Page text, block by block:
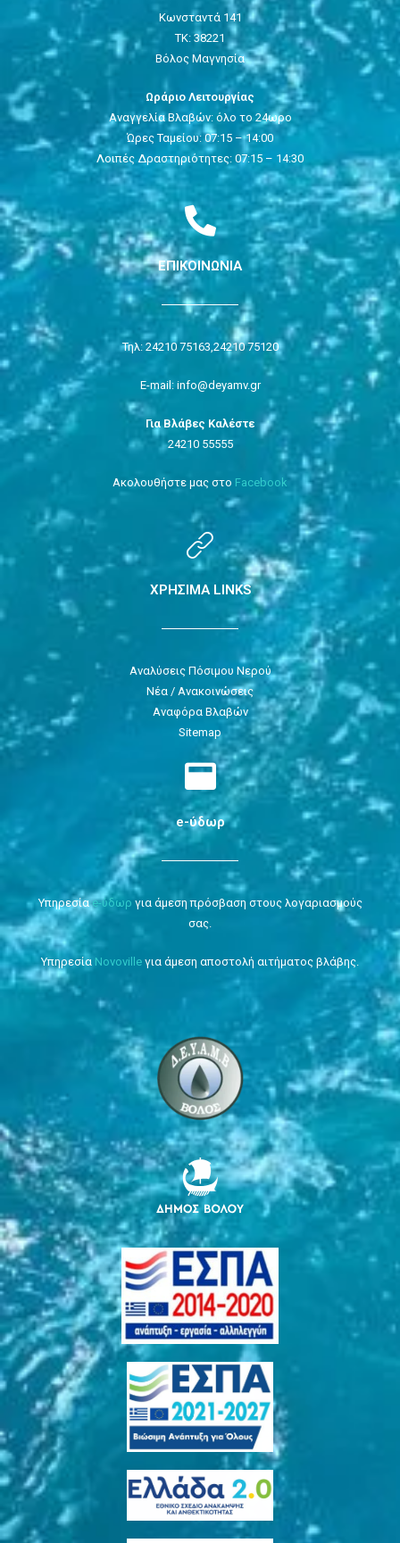
Κωνσταντά 141
ΤΚ: 38221
Βόλος Μαγνησία
Ωράριο Λειτουργίας
Αναγγελία Βλαβών: όλο το 24ωρο
Ώρες Ταμείου: 07:15 – 14:00
Λοιπές Δραστηριότητες: 07:15 – 14:30
ΕΠΙΚΟΙΝΩΝΙΑ
Τηλ: 24210 75163, 24210 75120
E-mail: info@deyamv.gr
Για Βλάβες Καλέστε
24210 55555
Ακολουθήστε μας στο Facebook
ΧΡΗΣΙΜΑ LINKS
Αναλύσεις Πόσιμου Νερού
Νέα / Ανακοινώσεις
Αναφόρα Βλαβών
Sitemap
e-ύδωρ
Υπηρεσίαe-ύδωρ για άμεση πρόσβαση στους λογαριασμούς
σας.
Υπηρεσία Novoville για άμεση αποστολή αιτήματος βλάβης.